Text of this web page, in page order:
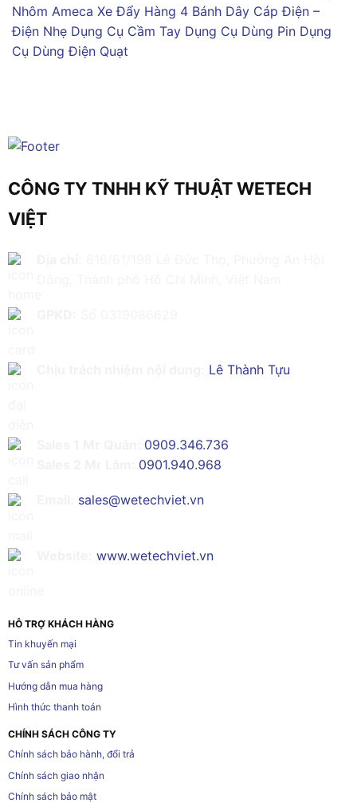
Nhôm Ameca Xe Đẩy Hàng 4 Bánh Dây Cáp Điện –
Điện Nhẹ Dụng Cụ Cầm Tay Dụng Cụ Dùng Pin Dụng
Cụ Dùng Điện Quạt
CÔNG TY TNHH KỸ THUẬT WETECH
VIỆT
Lê Thành Tựu
0909.346.736
0901.940.968
sales@wetechviet.vn
www.wetechviet.vn
HỖ TRỢ KHÁCH HÀNG
Tin khuyến mại
Tư vấn sản phẩm
Hướng dẫn mua hàng
Hình thức thanh toán
CHÍNH SÁCH CÔNG TY
Chính sách bảo hành, đổi trả
Chính sách giao nhận
Chính sách bảo mật